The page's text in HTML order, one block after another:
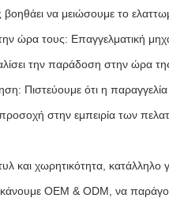
βοηθάει να μειώσουμε το
ώρα τους: Επαγγελματική
την παράδοση στην ώρα
Πιστεύουμε ότι η παραγγελία
προσοχή στην εμπειρία των
και χωρητικότητα,
OEM & ODM, να